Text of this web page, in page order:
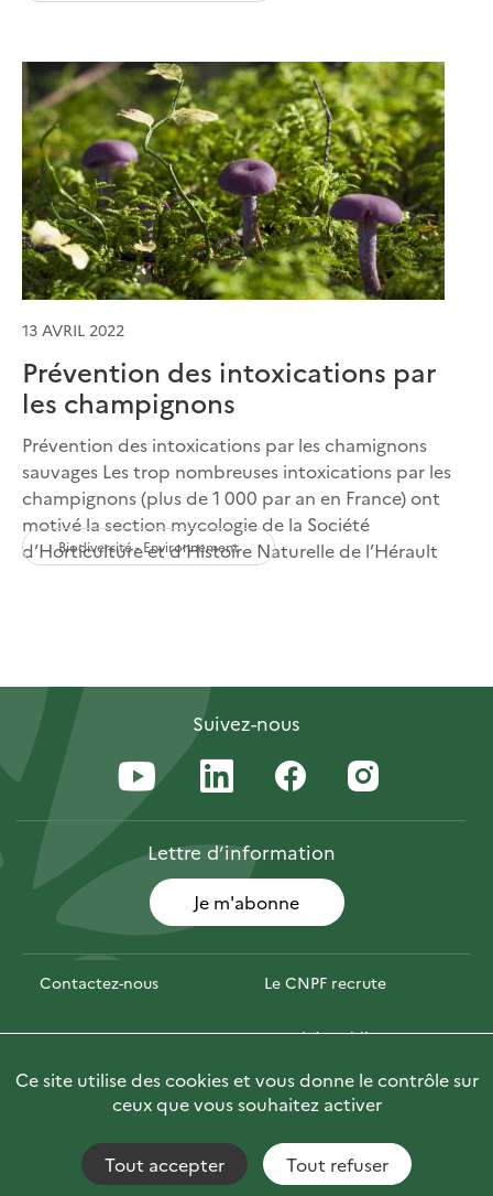
13 AVRIL 2022
Prévention des intoxications par
les champignons
Prévention des intoxications par les chamignons
sauvages Les trop nombreuses intoxications par les
champignons (plus de 1 000 par an en France) ont
motivé la section mycologie de la Société
d’Horticulture et d’Histoire Naturelle de l’Hérault
Biodiversité - Environnement
Suivez-nous
Lettred’information
Je m'abonne
Contactez-nous Le CNPF recrute
Espace presse Marchés publics
PhotoFor Briefly in English
Accessibilité : non conforme Fils RSS
Ce site utilise des cookies et vous donne le contrôle sur
ceux que vous souhaitez activer
Tout accepter Tout refuser